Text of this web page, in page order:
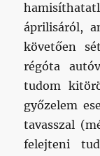
áprilisáról,
követően
régóta
tudom
győzelem
tavasszal
felejteni